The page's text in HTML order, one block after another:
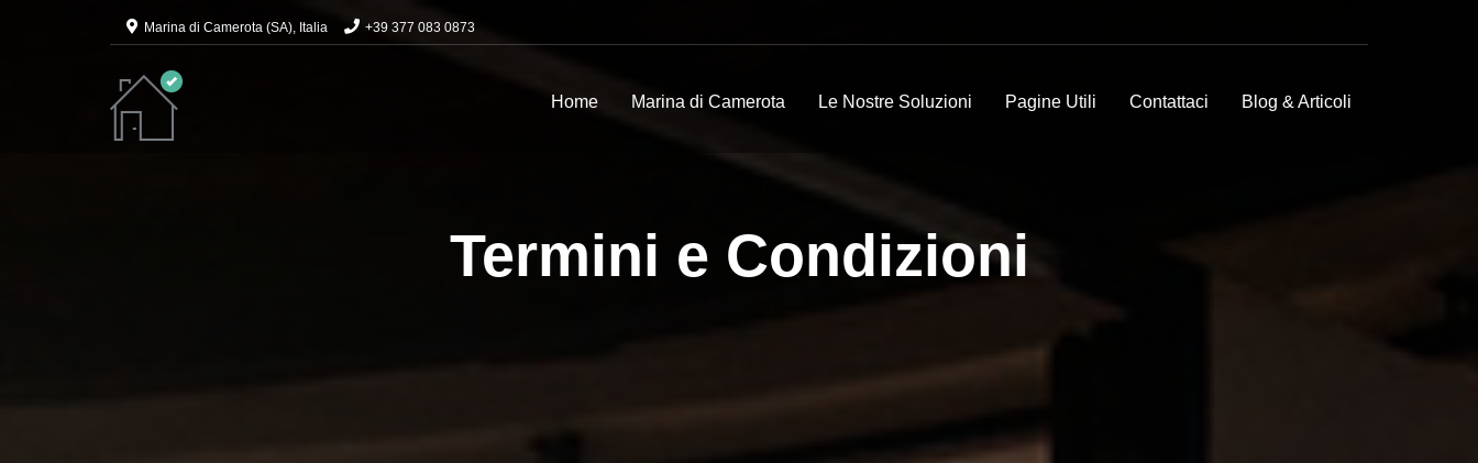
Marina di Camerota (SA), Italia +39 377 083 0873
Home Marina di Camerota Le Nostre Soluzioni Pagine Utili Contattaci Blog & Articoli
Termini e Condizioni